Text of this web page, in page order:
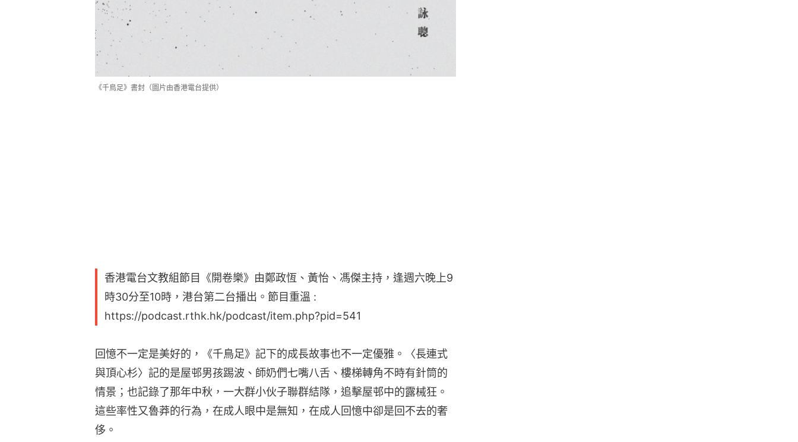
《千鳥足》書封（圖片由香港電台提供）
香港電台文教組節目《開卷樂》由鄭政恆、黃怡、馮傑主持，逢週六晚上9
時30分至10時，港台第二台播出。節目重溫 :
https://podcast.rthk.hk/podcast/item.php?pid=541
回憶不一定是美好的，《千鳥足》記下的成長故事也不一定優雅。〈長連式
與頂心杉〉記的是屋邨男孩踢波、師奶們七嘴八舌、樓梯轉角不時有針筒的
情景；也記錄了那年中秋，一大群小伙子聯群結隊，追擊屋邨中的露械狂。
這些率性又魯莽的行為，在成人眼中是無知，在成人回憶中卻是回不去的奢
侈。